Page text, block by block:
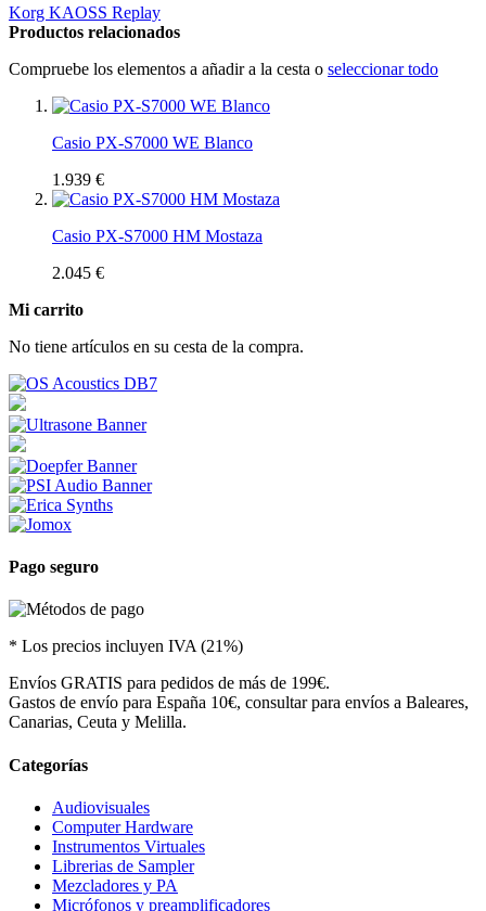
Korg KAOSS Replay
Productos relacionados
Compruebe los elementos a añadir a la cesta o seleccionar todo
Casio PX-S7000 WE Blanco
1.939 €
Casio PX-S7000 HM Mostaza
2.045 €
Mi carrito
No tiene artículos en su cesta de la compra.
Pago seguro
* Los precios incluyen IVA (21%)
Envíos GRATIS para pedidos de más de 199€.
Gastos de envío para España 10€, consultar para envíos a Baleares,
Canarias, Ceuta y Melilla.
Categorías
Audiovisuales
Computer Hardware
Instrumentos Virtuales
Librerias de Sampler
Mezcladores y PA
Micrófonos y preamplificadores